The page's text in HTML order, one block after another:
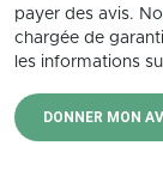
payer des avis.
chargée de
les informations
DONNER MON